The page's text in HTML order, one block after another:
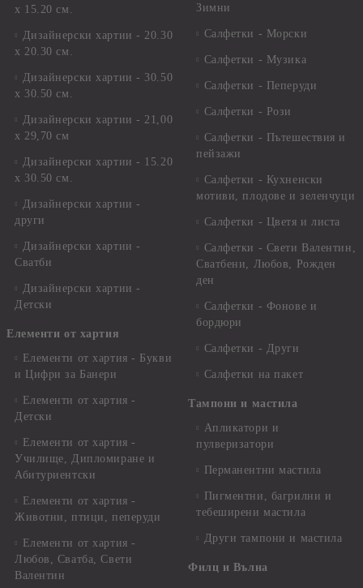
х 15.20 см.
Дизайнерски хартии - 20.30
х 20.30 см.
Дизайнерски хартии - 30.50
х 30.50 см.
Дизайнерски хартии - 21,00
х 29,70 см
Дизайнерски хартии - 15.20
x 30.50 см.
Дизайнерски хартии -
други
Дизайнерски хартии -
Сватби
Дизайнерски хартии -
Детски
Елементи от хартия
Елементи от хартия - Букви
и Цифри за Банери
Елементи от хартия -
Детски
Елементи от хартия -
Училище, Дипломиране и
Абитуриентски
Елементи от хартия -
Животни, птици, пеперуди
Елементи от хартия -
Любов, Сватба, Свети
Валентин
Зимни
Салфетки - Морски
Салфетки - Музика
Салфетки - Пеперуди
Салфетки - Рози
Салфетки - Пътешествия и
пейзажи
Салфетки - Кухненски
мотиви, плодове и зеленчуци
Салфетки - Цветя и листа
Салфетки - Свети Валентин,
Сватбени, Любов, Рожден
ден
Салфетки - Фонове и
бордюри
Салфетки - Други
Салфетки на пакет
Тампони и мастила
Апликатори и
пулверизатори
Перманентни мастила
Пигментни, багрилни и
тебеширени мастила
Други тампони и мастила
Филц и Вълна